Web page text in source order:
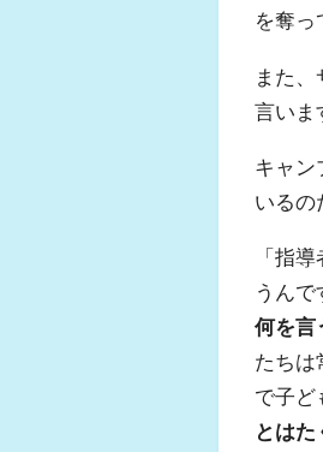
を奪っ
また
言いま
キャン
いるの
「指
うん
何を言
たちは
で子ど
とはた